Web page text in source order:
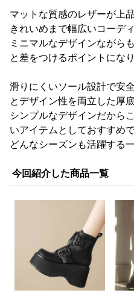
マットな質感のレザーが上
きれいめまで幅広いコーデ
ミニマルなデザインながら
と差をつけるポイントになり
滑りにくいソール設計で安
とデザイン性を両立した厚
シンプルなデザインだから
いアイテムとしておすすめで
どんなシーズンも活躍する一
今回紹介した商品一覧